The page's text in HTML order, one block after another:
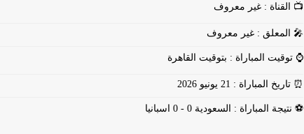
📺 القناة : غير معروف
🎤 المعلق : غير معروف
⌚ توقيت المباراة : بتوقيت القاهرة
⏰ تاريخ المباراة : 21 يونيو 2026
⚽ نتيجة المباراة : السعودية 0 - 0 اسبانيا